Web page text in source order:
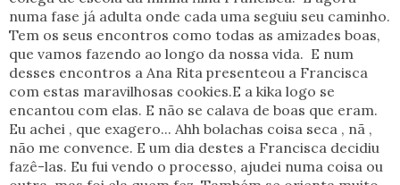
numa fase já adulta onde cada uma seguiu seu caminho.
Tem os seus encontros como todas as amizades boas,
que vamos fazendo ao longo da nossa vida. E num
desses encontros a Ana Rita presenteou a Francisca
com estas maravilhosas cookies.E a kika logo se
encantou com elas. E não se calava de boas que eram.
Eu achei , que exagero... Ahh bolachas coisa seca , nã ,
não me convence. E um dia destes a Francisca decidiu
fazê-las. Eu fui vendo o processo, ajudei numa coisa ou